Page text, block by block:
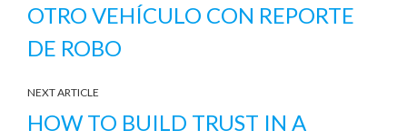
OTRO VEHÍCULO CON REPORTE
DE ROBO
NEXT ARTICLE
HOW TO BUILD TRUST IN A